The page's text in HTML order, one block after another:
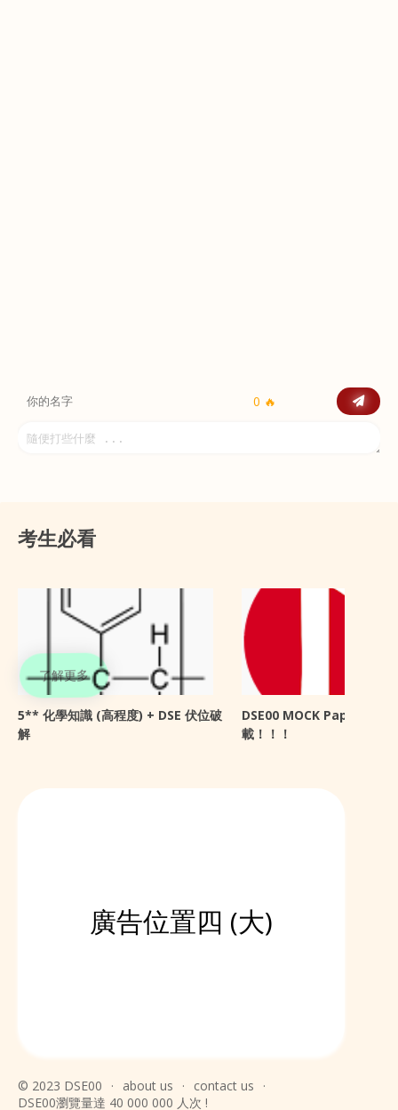
0 🔥
考生必看
5** 化學知識 (高程度) + DSE 伏位破
解
DSE00 MOCK Paper 開放
載！！！
廣告位置四 (大)
了解更多
© 2023 DSE00 · about us · contact us
·
DSE00瀏覽量達 40 000 000 人次 !